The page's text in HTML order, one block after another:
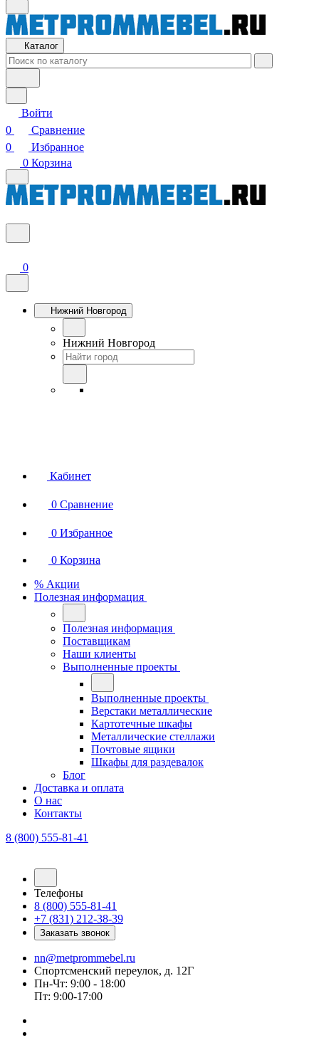
Каталог
Войти
0
Сравнение
0
Избранное
0 Корзина
0
Нижний Новгород
Нижний Новгород
Кабинет
0 Сравнение
0 Избранное
0 Корзина
% Акции
Полезная информация
Полезная информация
Поставщикам
Наши клиенты
Выполненные проекты
Выполненные проекты
Верстаки металлические
Картотечные шкафы
Металлические стеллажи
Почтовые ящики
Шкафы для раздевалок
Блог
Доставка и оплата
О нас
Контакты
8 (800) 555-81-41
Телефоны
8 (800) 555-81-41
+7 (831) 212-38-39
Заказать звонок
nn@metprommebel.ru
Спортсменский переулок, д. 12Г
Пн-Чт: 9:00 - 18:00
Пт: 9:00-17:00